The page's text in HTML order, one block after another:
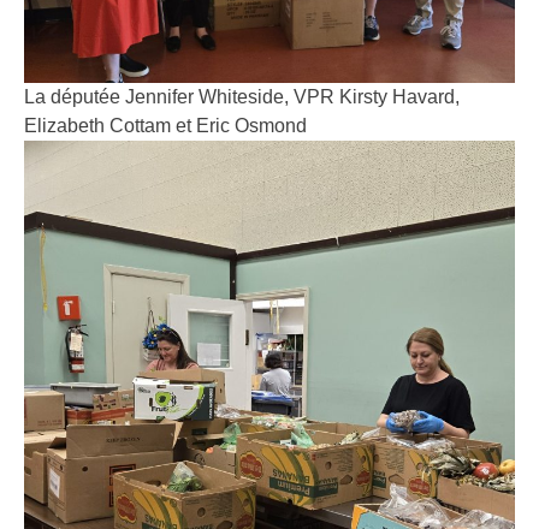
La députée Jennifer Whiteside, VPR Kirsty Havard,
Elizabeth Cottam et Eric Osmond